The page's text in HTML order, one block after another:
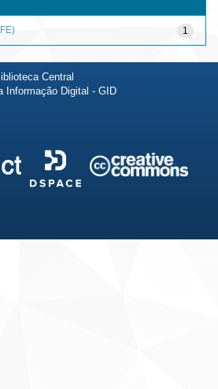
1
Central
Informação Digital - GID